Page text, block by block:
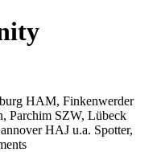
HAM, Finkenwerder
Parchim SZW, Lübeck
HAJ u.a. Spotter,